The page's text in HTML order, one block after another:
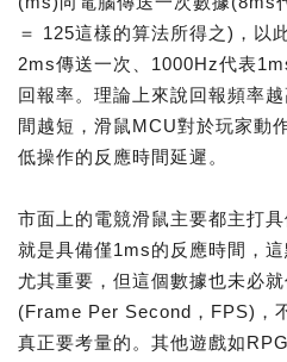
＝ 125這樣的算法所得之)，以
2ms傳送一次、1000Hz代表
回報率。理論上來說回報頻率
間越短，滑鼠MCU對於玩家動
低操作的反應時間延遲。
市面上的電競滑鼠主要都主打
就是具備僅1ms的反應時間，
尤其重要，但這個數據也未必
(Frame Per Second，FPS)，
真正要考量的。其他遊戲如